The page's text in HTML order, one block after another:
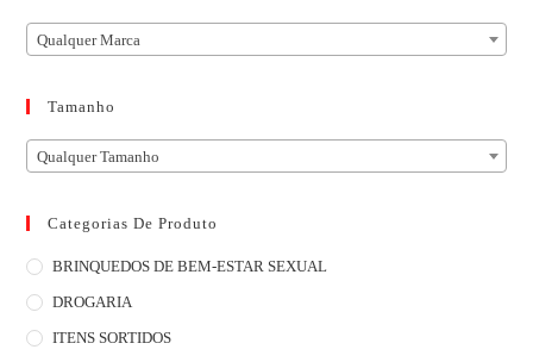
Qualquer Marca
Tamanho
Qualquer Tamanho
Categorias De Produto
BRINQUEDOS DE BEM-ESTAR SEXUAL
DROGARIA
ITENS SORTIDOS